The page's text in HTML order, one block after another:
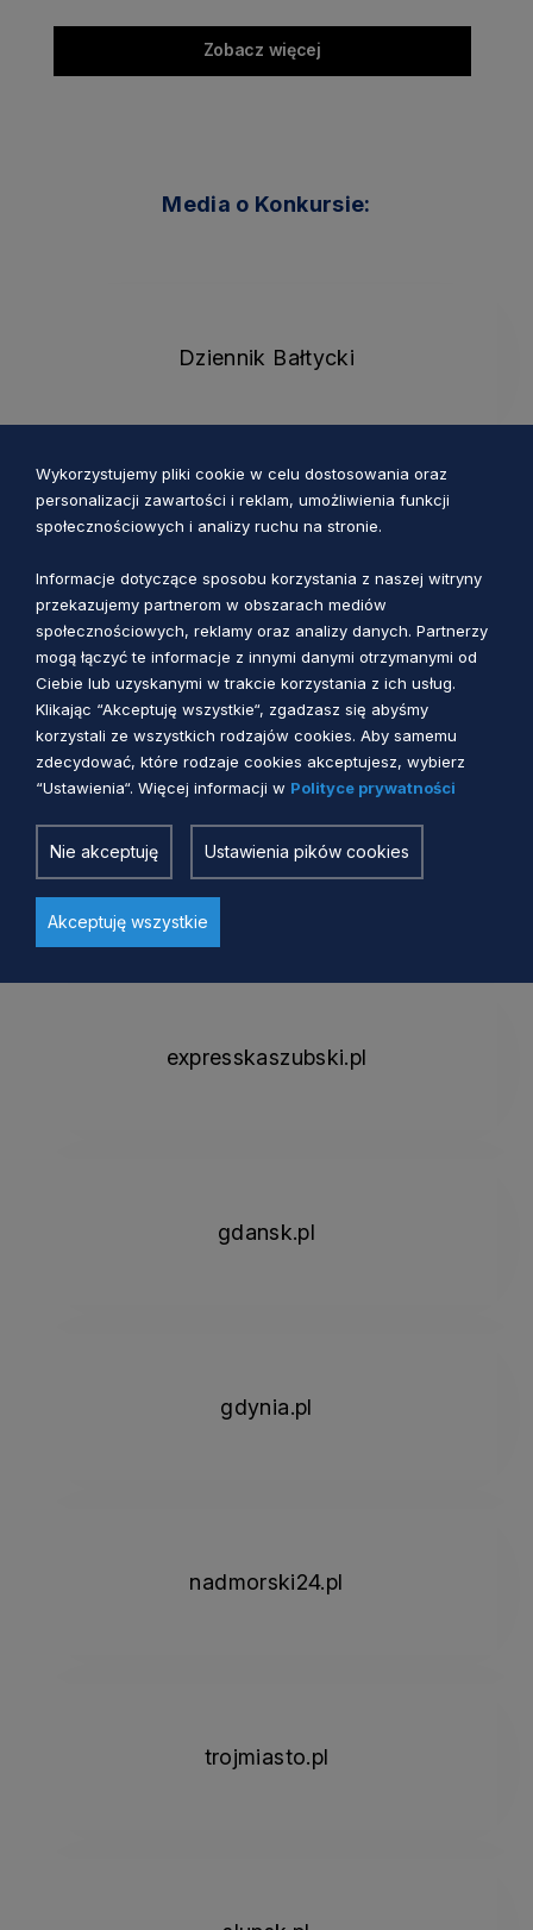
Zobacz więcej
Media o Konkursie:
Dziennik Bałtycki
Dziennik Bałtycki
Dziennik Bałtycki
Dziennik Bałtycki
expresskaszubski.pl
gdansk.pl
gdynia.pl
nadmorski24.pl
trojmiasto.pl
Wykorzystujemy pliki cookie w celu dostosowania oraz
personalizacji zawartości i reklam, umożliwienia funkcji
społecznościowych i analizy ruchu na stronie.
Informacje dotyczące sposobu korzystania z naszej witryny
przekazujemy partnerom w obszarach mediów
społecznościowych, reklamy oraz analizy danych. Partnerzy
mogą łączyć te informacje z innymi danymi otrzymanymi od
Ciebie lub uzyskanymi w trakcie korzystania z ich usług.
Klikając “Akceptuję wszystkie“, zgadzasz się abyśmy
korzystali ze wszystkich rodzajów cookies. Aby samemu
zdecydować, które rodzaje cookies akceptujesz, wybierz
“Ustawienia“. Więcej informacji w Polityce prywatności
Nie akceptuję Ustawienia pików cookies
Akceptuję wszystkie